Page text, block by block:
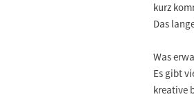
kurz
Das
Was
Es gibt
kreative